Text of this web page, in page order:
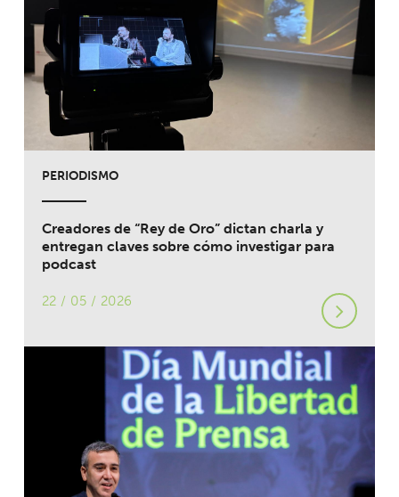
PERIODISMO
Creadores de “Rey de Oro” dictan charla y
entregan claves sobre cómo investigar para
podcast
22 / 05 / 2026